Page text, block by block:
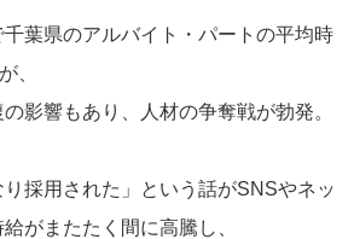
葉県のアルバイト・パートの平均時
、
影響もあり、人材の争奪戦が勃発。
り採用された」という話がSNSやネッ
がまたたく間に高騰し、